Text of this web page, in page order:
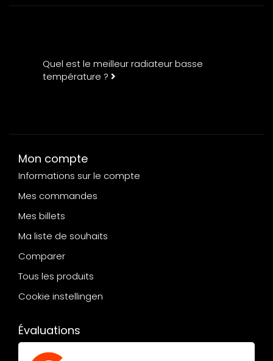
Quel est le meilleur radiateur basse
température ?
Mon compte
Informations sur le compte
Mes commandes
Mes billets
Ma liste de souhaits
Comparer
Tous les produits
Cookie instellingen
Évaluations